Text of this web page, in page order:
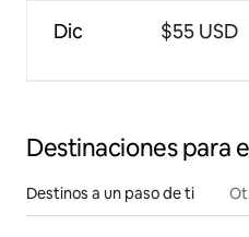
Dic $55 USD
Destinaciones para
Destinos a un paso de ti